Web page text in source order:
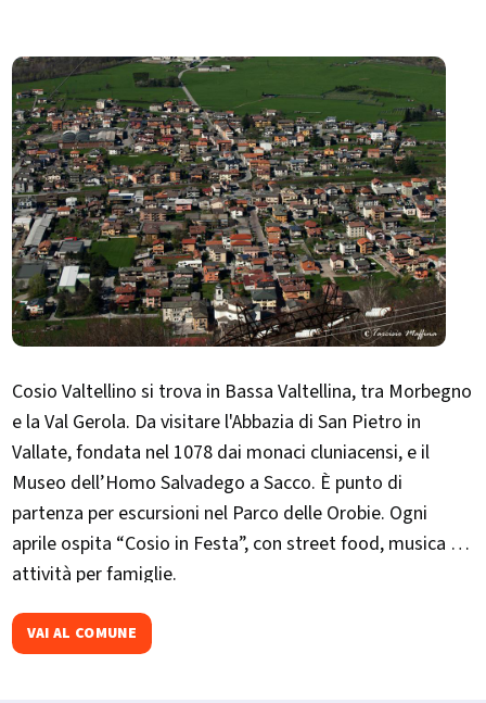
Cosio Valtellino si trova in Bassa Valtellina, tra Morbegno
e la Val Gerola. Da visitare l'Abbazia di San Pietro in
Vallate, fondata nel 1078 dai monaci cluniacensi, e il
Museo dell’Homo Salvadego a Sacco. È punto di
partenza per escursioni nel Parco delle Orobie. Ogni
aprile ospita “Cosio in Festa”, con street food, musica e
attività per famiglie.
VAI AL COMUNE